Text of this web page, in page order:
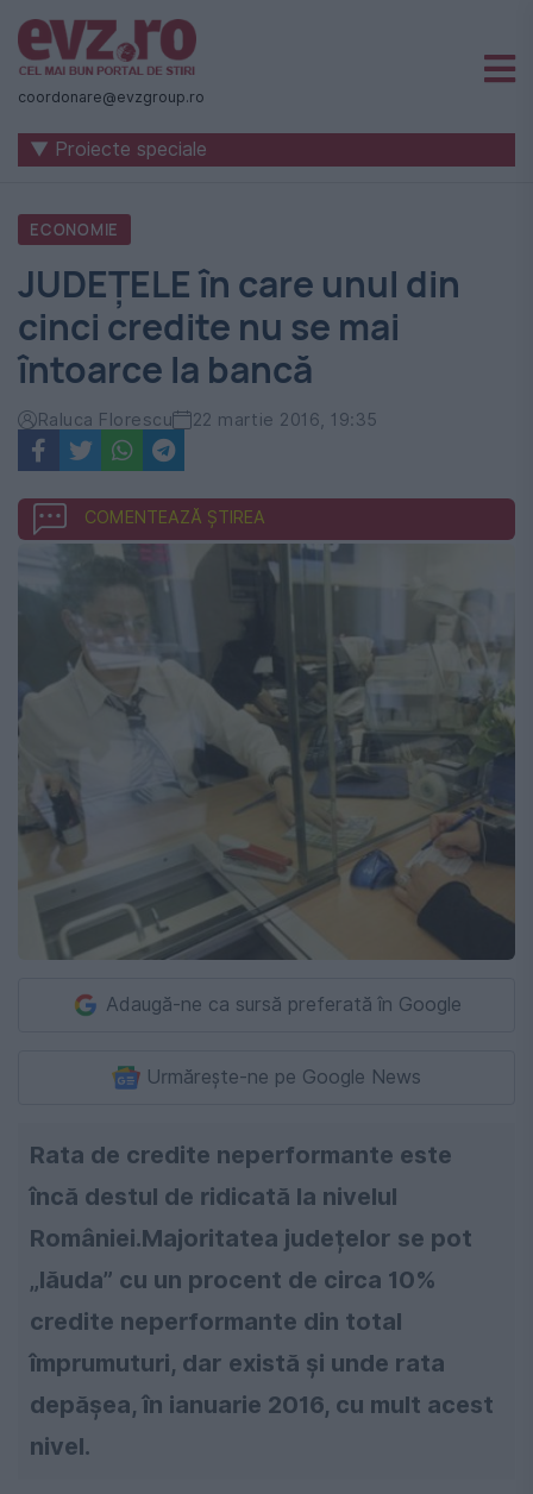
Știri
naționale
internaționale
România
-
Evenimentul
Zilei
coordonare@evzgroup.ro
▼ Proiecte speciale
ECONOMIE
JUDEȚELE în care unul din
cinci credite nu se mai
întoarce la bancă
Raluca Florescu 22 martie 2016, 19:35
COMENTEAZĂ ȘTIREA
Adaugă-ne ca sursă preferată în Google
Urmărește-ne pe Google News
Rata de credite neperformante este
încă destul de ridicată la nivelul
României.Majoritatea județelor se pot
„lăuda” cu un procent de circa 10%
credite neperformante din total
împrumuturi, dar există și unde rata
depășea, în ianuarie 2016, cu mult acest
nivel.